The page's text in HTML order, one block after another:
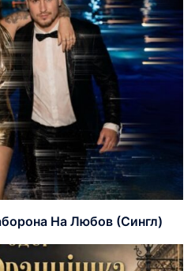
На Любов (Сингл)